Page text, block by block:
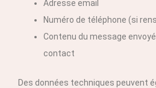
Adresse email
Numéro de téléphone (si
Contenu du message
contact
Des données techniques peuvent